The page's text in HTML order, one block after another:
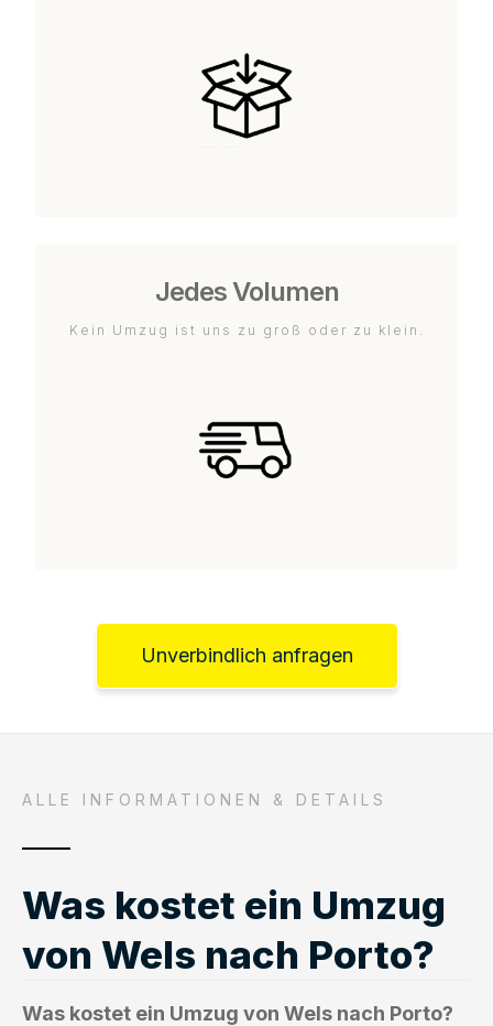
Jedes Volumen
Kein Umzug ist uns zu groß oder zu klein.
Unverbindlich anfragen
ALLE INFORMATIONEN & DETAILS
Was kostet ein Umzug
von Wels nach Porto?
Was kostet ein Umzug von Wels nach Porto?